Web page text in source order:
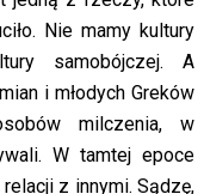
Nie mamy kultury
samobójczej. A
i młodych Greków
milczenia, w
W tamtej epoce
z innymi. Sądzę,